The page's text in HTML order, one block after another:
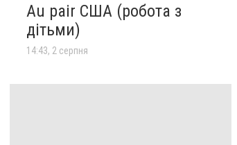
Au pair США (робота з
дітьми)
14:43, 2 серпня